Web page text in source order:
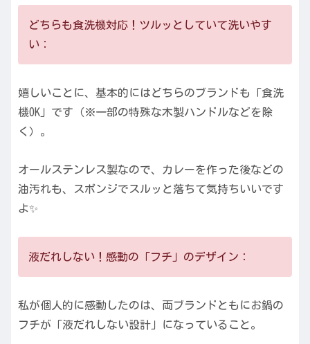
どちらも食洗機対応！ツルッとしていて洗いやす
い：
嬉しいことに、基本的にはどちらのブランドも「食洗
機OK」です（※一部の特殊な木製ハンドルなどを除
く）。
オールステンレス製なので、カレーを作った後などの
油汚れも、スポンジでスルッと落ちて気持ちいいです
よ✨
液だれしない！感動の「フチ」のデザイン：
私が個人的に感動したのは、両ブランドともにお鍋の
フチが「液だれしない設計」になっていること。